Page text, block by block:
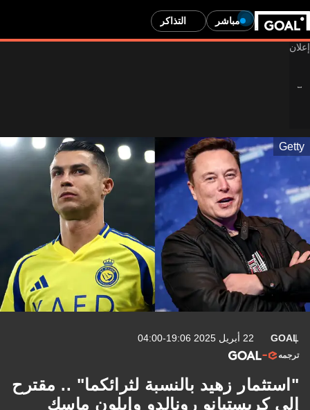
مباشر التذاكر
Getty
GOAL 22 أبريل 2025 19:06-04:00
ترجمه
"استثمار زهيد بالنسبة لثرائكما" .. مقترح
إلى كريستيانو رونالدو وإيلون ماسك